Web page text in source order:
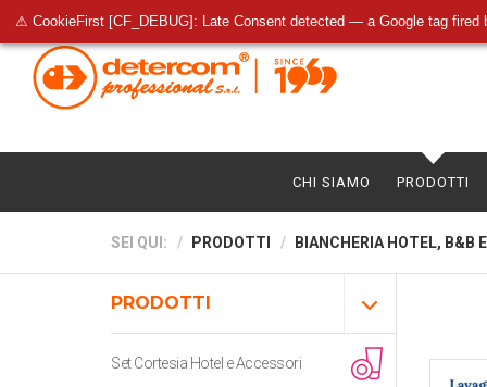
⚠ CookieFirst [CF_DEBUG]: Late Consent detected — a Google tag fired
CHI SIAMO PRODOTTI
SEI QUI: PRODOTTI BIANCHERIA HOTEL, B&B
PRODOTTI
Set Cortesia Hotel e Accessori